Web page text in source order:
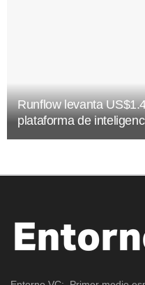
Runflow levanta
plataforma de